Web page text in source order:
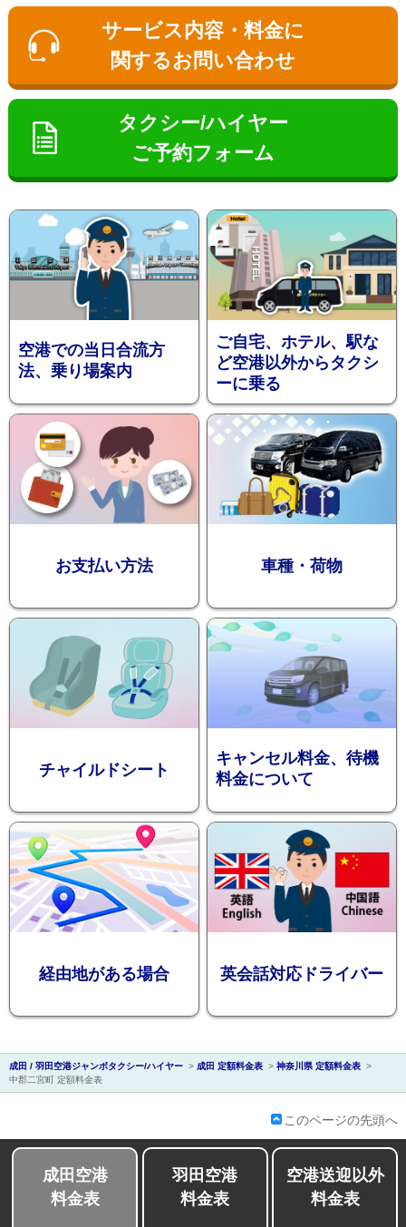
ン
お勧め送
迎プラン
送迎
京
成
田
会社紹介
サービス内容・料金に
関するお問い合わせ
タクシー/ハイヤー
ご予約フォーム
空港での当日合流方
法、乗り場案内
ご自宅、ホテル、駅な
ど空港以外からタクシ
ーに乗る
お支払い方法 車種・荷物
チャイルドシート
キャンセル料金、待機
料金について
経由地がある場合 英会話対応ドライバー
成田 / 羽田空港ジャンボタクシー/ハイヤー > 成田 定額料金表 > 神奈川県 定額料金表 >
中郡二宮町 定額料金表
このページの先頭へ
成田空港
料金表
羽田空港
料金表
空港送迎以外
料金表